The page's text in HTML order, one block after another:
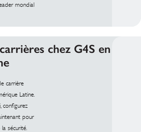
mondial
chez G4S en
carrière
Latine.
configurez
pour
sécurité.